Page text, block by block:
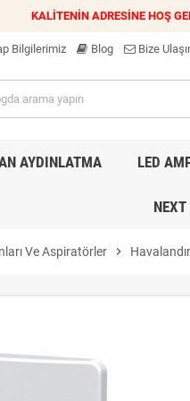
KALİTENİN ADRESİNE HOŞ
Bilgilerimiz Blog Bize
AYDINLATMA LED
Ve Aspiratörler chevron_right